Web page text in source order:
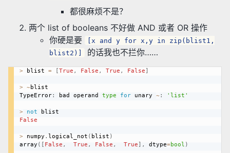
都很麻烦不是？
两个 list of booleans 不好做 AND 或者 OR 操作
你硬是要
[x and y for x,y in zip(blist1,
blist2)]
的话我也不拦你……
> blist = [True , False , True , False ]
> ~ blist
TypeError: bad operand type for unary ~ : 'list'
> not
False
> numpy . logical_not ( blist )
array ( [ False , True , False , True ] , dtype=bool )